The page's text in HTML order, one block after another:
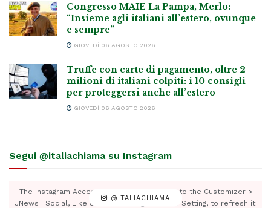
Congresso MAIE La Pampa, Merlo:
“Insieme agli italiani all’estero, ovunque
e sempre”
GIOVEDÌ 06 AGOSTO 2026
Truffe con carte di pagamento, oltre 2
milioni di italiani colpiti: i 10 consigli
per proteggersi anche all’estero
GIOVEDÌ 06 AGOSTO 2026
Segui @italiachiama su Instagram
@ITALIACHIAMA
The Instagram Access Token is expired, Go to the Customizer >
JNews : Social, Like & View > Instagram Feed Setting, to refresh it.